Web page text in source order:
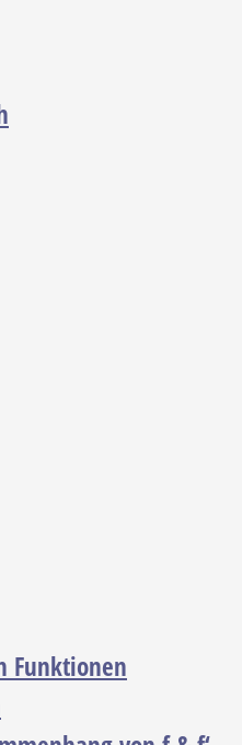
Funktionen